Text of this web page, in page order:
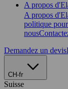
A propos
A propos
politique
nous
Demandez un devis
CH-fr
Suisse